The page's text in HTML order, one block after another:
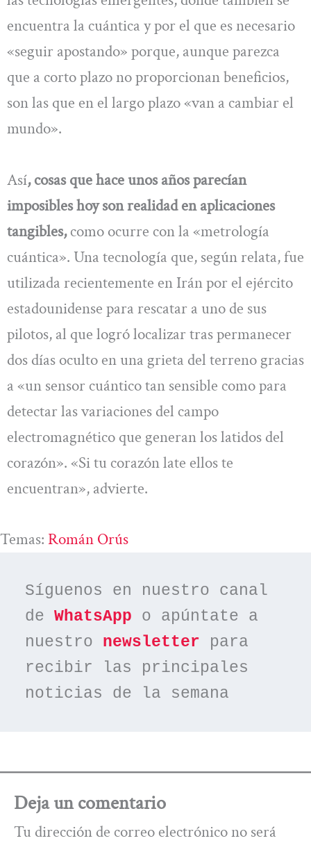
encuentra la cuántica y por el que es necesario
«seguir apostando» porque, aunque parezca
que a corto plazo no proporcionan beneficios,
son las que en el largo plazo «van a cambiar el
mundo».
Así, cosas que hace unos años parecían
imposibles hoy son realidad en aplicaciones
tangibles,como ocurre con la «metrología
cuántica». Una tecnología que, según relata, fue
utilizada recientemente en Irán por el ejército
estadounidense para rescatar a uno de sus
pilotos, al que logró localizar tras permanecer
dos días oculto en una grieta del terreno gracias
a «un sensor cuántico tan sensible como para
detectar las variaciones del campo
electromagnético que generan los latidos del
corazón». «Si tu corazón late ellos te
encuentran», advierte.
Temas: Román Orús
Síguenos en nuestro canal
de WhatsApp o apúntate a
nuestro newsletter para
recibir las principales
noticias de la semana
Deja un comentario
Tu dirección de correo electrónico no será